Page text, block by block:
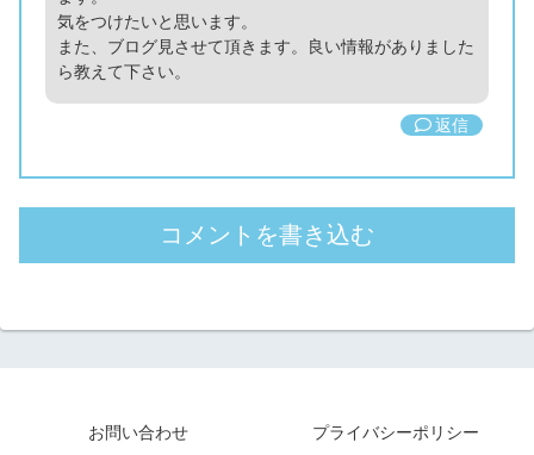
気をつけたいと思います。
また、ブログ見させて頂きます。良い情報がありました
ら教えて下さい。
返信
コメントを書き込む
お問い合わせ
プライバシーポリシー